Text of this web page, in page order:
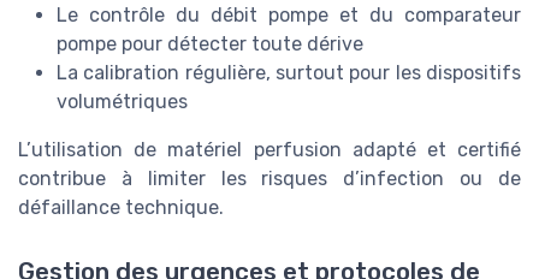
Le contrôle du débit pompe et du comparateur
pompe pour détecter toute dérive
La calibration régulière, surtout pour les dispositifs
volumétriques
L’utilisation de matériel perfusion adapté et certifié
contribue à limiter les risques d’infection ou de
défaillance technique.
Gestion des urgences et protocoles de